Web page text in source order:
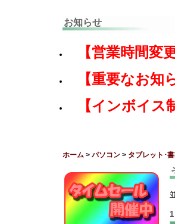
お知らせ
【営業時間変
【重要なお
【インボイ
ホーム > パソコン > タブレット･
1